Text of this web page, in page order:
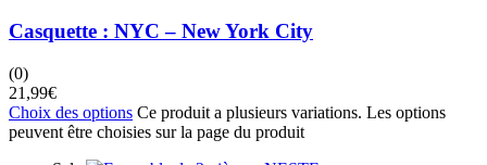
Casquette : NYC – New York City
(0)
21,99€
Choix des options Ce produit a plusieurs variations. Les options
peuvent être choisies sur la page du produit